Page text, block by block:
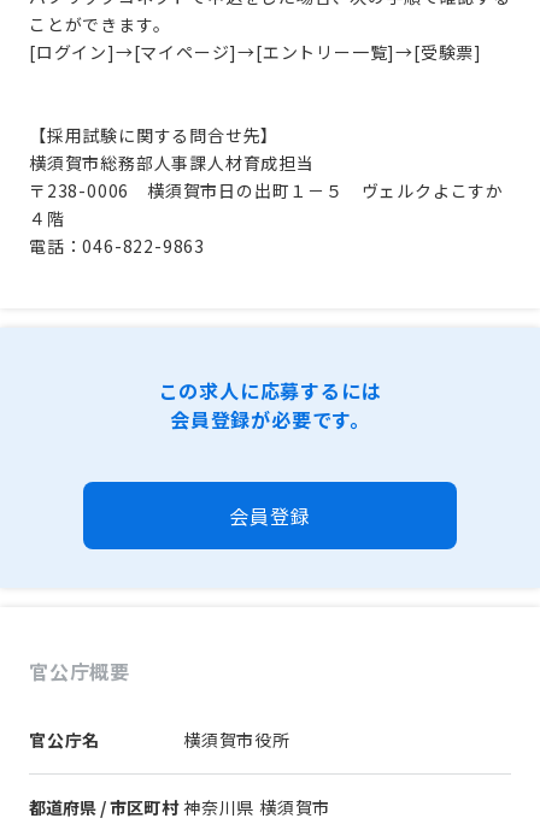
ことができます。
[ログイン]→[マイページ]→[エントリー一覧]→[受験票]
【採用試験に関する問合せ先】
横須賀市総務部人事課人材育成担当
〒238-0006 横須賀市日の出町１－５ ヴェルクよこすか
４階
電話：046-822-9863
この求人に応募するには
会員登録が必要です。
会員登録
官公庁概要
官公庁名 横須賀市役所
都道府県 / 市区町村 神奈川県 横須賀市